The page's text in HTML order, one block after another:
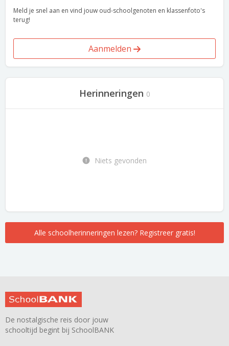
Meld je snel aan en vind jouw oud-schoolgenoten en klassenfoto's
terug!
Aanmelden
Herinneringen 0
Niets gevonden
Alle schoolherinneringen lezen? Registreer gratis!
De nostalgische reis door jouw
schooltijd begint bij SchoolBANK